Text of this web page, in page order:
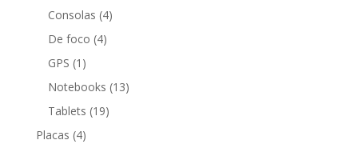
productos
Consolas 44
De foco 44
GPS 1 1
producto
Notebooks 1313
Tablets 1919
Placas 44